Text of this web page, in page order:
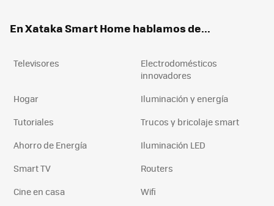
En Xataka Smart Home hablamos de...
Televisores
Electrodomésticos
innovadores
Hogar
Iluminación y energía
Tutoriales
Trucos y bricolaje smart
Ahorro de Energía
Iluminación LED
Smart TV
Routers
Cine en casa
Wifi